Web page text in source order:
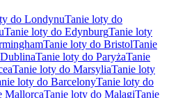
do LondynuTanie loty do
Tanie loty do EdynburgTanie loty
Tanie loty do BristolTanie
Tanie loty do ParyżaTanie
Tanie loty do MarsyliaTanie loty
loty do BarcelonyTanie loty do
MallorcaTanie loty do MalagiTanie